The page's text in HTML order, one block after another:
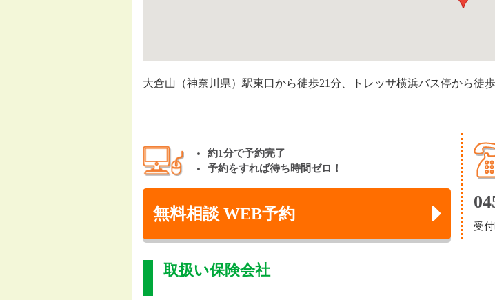
大倉山（神奈川県）駅東口から徒歩21分、トレッサ横浜バス停から徒
約1分で予約完了
予約をすれば待ち時間ゼロ！
無料相談 WEB予約
受
取扱い保険会社